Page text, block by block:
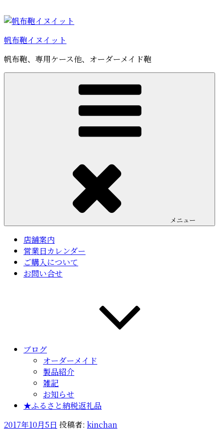
ン
ン
ツ
へ
ス
帆布鞄イヌイット
帆布鞄、専用ケース他、オーダーメイド鞄
メニュー
店舗案内
営業日カレンダー
ご購入について
お問い合せ
ブログ
オーダーメイド
製品紹介
雑記
お知らせ
★ふるさと納税返礼品
投
2017年10月5日 投稿者: kinchan